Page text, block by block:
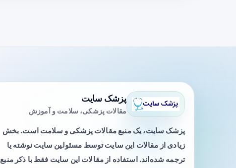
پزشک سایت
مقالات پزشکی، سلامت و آموزش
پزشک سایت، یک منبع مقالات پزشکی و سلامت است. بخش
زیادی از مقالات این سایت توسط مسئولین سایت نوشته یا
ترجمه شده‌اند. استفاده از مقالات این سایت فقط با ذکر منبع